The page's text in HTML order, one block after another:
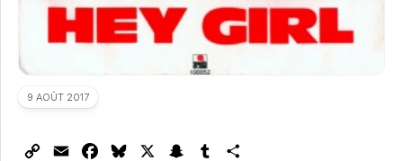
9 AOÛT 2017
Copy Email FacebookBluesky Snapchat
Tumblr